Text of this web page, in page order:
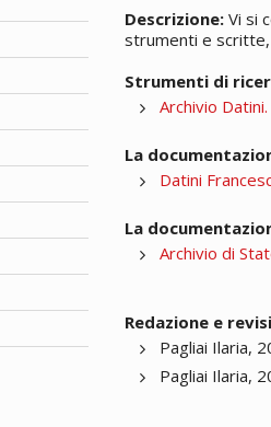
Descrizione: Vi si
strumenti e
Strumenti di
Archivio
La
Datini
La
Archivio di
Redazione e
Pagliai Ilaria,
Pagliai Ilaria,